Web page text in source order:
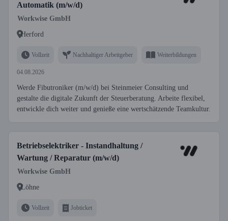
Automatik (m/w/d)
Workwise GmbH
Herford
Vollzeit Nachhaltiger Arbeitgeber Weiterbildungen
04.08.2026
Werde Fibutroniker (m/w/d) bei Steinmeier Consulting und
gestalte die digitale Zukunft der Steuerberatung. Arbeite flexibel,
entwickle dich weiter und genieße eine wertschätzende Teamkultur.
Betriebselektriker - Instandhaltung /
Wartung / Reparatur (m/w/d)
Workwise GmbH
Löhne
Vollzeit Jobticket